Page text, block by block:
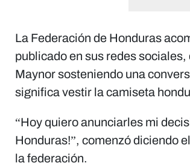
La Federación de Honduras
publicado en sus redes
Maynor sosteniendo una
significa vestir la camiseta
“Hoy quiero anunciarles mi
Honduras!”, comenzó diciendo
la federación.